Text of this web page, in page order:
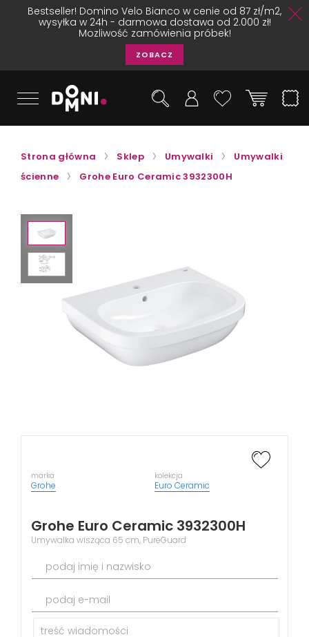
Bestseller! Domino Velo Bianco w cenie od 87 zł/m2,
wysyłka w 24h - darmowa dostawa od 2.000 zł!
Mozliwość zamówienia próbek!
ZOBACZ
Strona główna Sklep Umywalki
Umywalki
ścienne
Grohe Euro Ceramic 3932300H
marka
Grohe
kolekcja
Euro Ceramic
Grohe Euro Ceramic 3932300H
Umywalka wisząca 65 cm, PureGuard
podaj imię i nazwisko
podaj e-mail